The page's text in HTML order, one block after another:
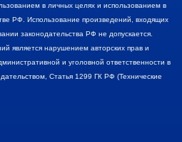
в личных целях и использованием в
РФ. Использование произведений, входящих
законодательства РФ не допускается.
является нарушением авторских прав и
и уголовной ответственности в
Статья 1299 ГК РФ (Технические